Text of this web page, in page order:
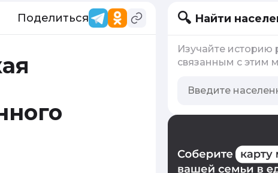
Поделиться Найти
Изучайте
связанным с этим